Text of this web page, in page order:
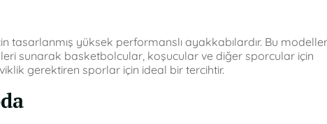
tasarlanmış yüksek performanslı ayakkabılardır. Bu
sunarak basketbolcular, koşucular ve diğer sporcular için
gerektiren sporlar için ideal bir tercihtir.